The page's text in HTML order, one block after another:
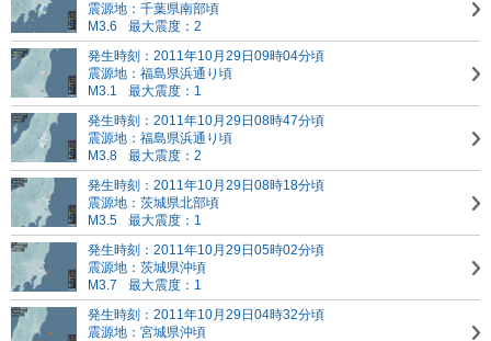
震源地：千葉県南部頃
M3.6
最大震度：2
発生時刻：2011年10月29日09時04分頃
震源地：福島県浜通り頃
M3.1
最大震度：1
発生時刻：2011年10月29日08時47分頃
震源地：福島県浜通り頃
M3.8
最大震度：2
発生時刻：2011年10月29日08時18分頃
震源地：茨城県北部頃
M3.5
最大震度：1
発生時刻：2011年10月29日05時02分頃
震源地：茨城県沖頃
M3.7
最大震度：1
発生時刻：2011年10月29日04時32分頃
震源地：宮城県沖頃